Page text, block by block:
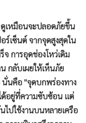
เหมือนจะปลอดภัยขึ้น
ร์เซ็นต์ จากจุดสูงสุดใน
การอุดช่องโหว่เดิม
กลับเผยให้เห็นภัย
นคือ "จุดบกพร่องทาง
ด้อยู่ที่ความซับซ้อน แต่
ปใช้งานบนหลายเครือ